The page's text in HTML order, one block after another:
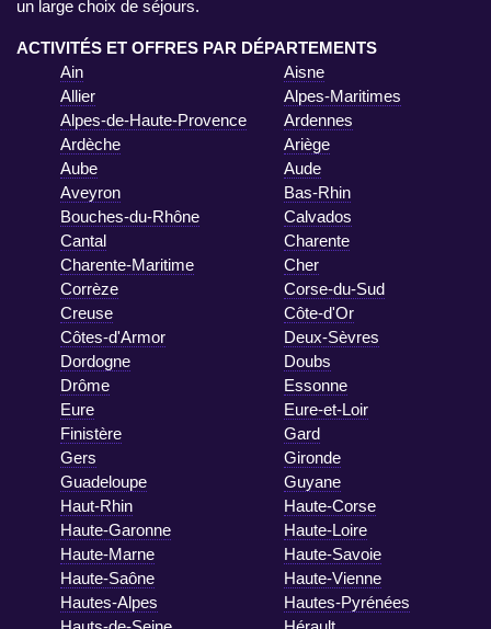
un large choix de séjours.
ACTIVITÉS ET OFFRES PAR DÉPARTEMENTS
Ain
Aisne
Allier
Alpes-Maritimes
Alpes-de-Haute-Provence
Ardennes
Ardèche
Ariège
Aube
Aude
Aveyron
Bas-Rhin
Bouches-du-Rhône
Calvados
Cantal
Charente
Charente-Maritime
Cher
Corrèze
Corse-du-Sud
Creuse
Côte-d'Or
Côtes-d'Armor
Deux-Sèvres
Dordogne
Doubs
Drôme
Essonne
Eure
Eure-et-Loir
Finistère
Gard
Gers
Gironde
Guadeloupe
Guyane
Haut-Rhin
Haute-Corse
Haute-Garonne
Haute-Loire
Haute-Marne
Haute-Savoie
Haute-Saône
Haute-Vienne
Hautes-Alpes
Hautes-Pyrénées